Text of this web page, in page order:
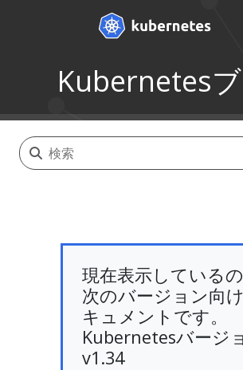
Kubernetes
現在表示しているの
次のバージョン向
キュメントです。
Kubernetesバージ
v1.34